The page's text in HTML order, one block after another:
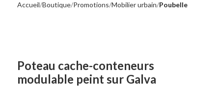
Accueil Boutique Promotions Mobilier urbain Poubelle
Poteau cache-conteneurs
modulable peint sur Galva